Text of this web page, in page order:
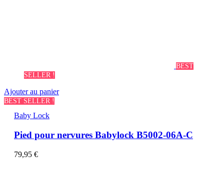
BEST
SELLER !
Ajouter au panier
BEST SELLER !
Baby Lock
Pied pour nervures Babylock B5002-06A-C
79,95 €